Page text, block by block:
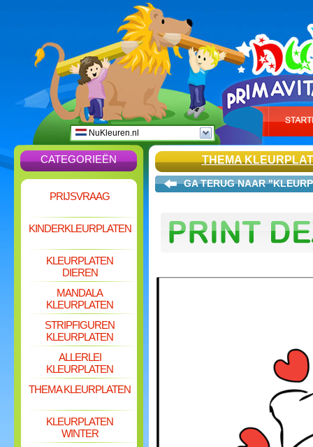
NuKleuren.nl
CATEGORIEËN
PRIJSVRAAG
KINDERKLEURPLATEN
KLEURPLATEN
DIEREN
MANDALA
KLEURPLATEN
STRIPFIGUREN
KLEURPLATEN
ALLERLEI
KLEURPLATEN
THEMA KLEURPLATEN
KLEURPLATEN
WINTER
THEMA
GA TERUG NAAR